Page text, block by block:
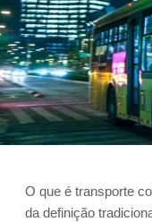
O que é transporte
da definição